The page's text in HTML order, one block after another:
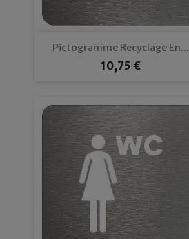
Pictogramme Recyclage En...
Prix
10,75 €